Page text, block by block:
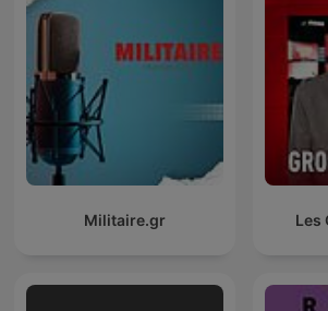
Militaire.gr Les